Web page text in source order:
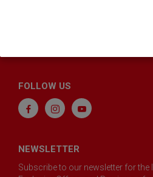
FOLLOW US
NEWSLETTER
Subscribe to our newsletter for the